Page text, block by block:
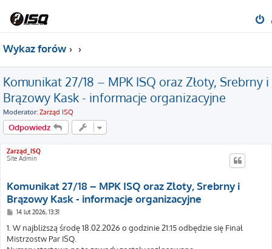
Wykaz forów
Komunikat 27/18 – MPK ISQ oraz Złoty, Srebrny i
Brązowy Kask - informacje organizacyjne
Moderator: Zarząd ISQ
Odpowiedz
Zarząd_ISQ
Site Admin
Komunikat 27/18 – MPK ISQ oraz Złoty, Srebrny i
Brązowy Kask - informacje organizacyjne
P
s
t
14 lut 2026, 13:31
1. W najbliższą środę 18.02.2026 o godzinie 21:15 odbędzie się Finał
Mistrzostw Par ISQ.